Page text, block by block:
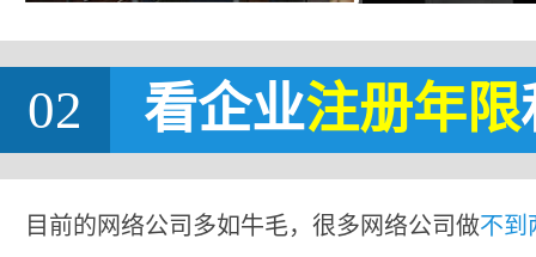
02 看企业注册年限
目前的网络公司多如牛毛，很多网络公司做不到